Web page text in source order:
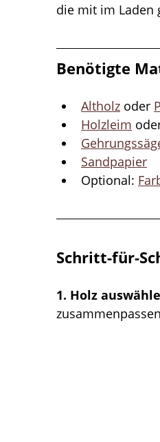
die mit im Laden
Benötigte
Altholz oder
Holzleim
Sandpapier
Optional:
Schritt-für-
1. Holz